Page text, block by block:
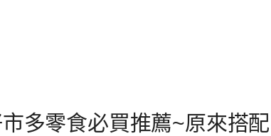
多零食必買推薦~原來搭配